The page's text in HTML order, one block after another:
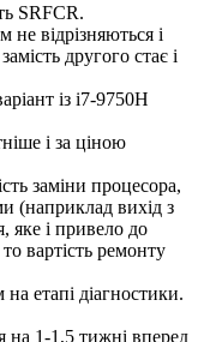
SRFCR.
не відрізняються і
другого стає і
із i7-9750H
і за ціною
заміни процесора,
(наприклад вихід з
яке і привело до
вартість ремонту
етапі діагностики.
на 1-1,5 тижні вперед